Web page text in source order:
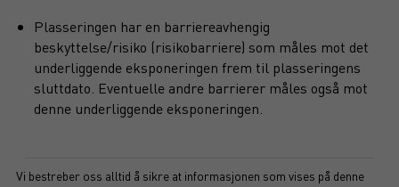
Plasseringen har en barriereavhengig
beskyttelse/risiko (risikobarriere) som måles mot det
underliggende eksponeringen frem til plasseringens
sluttdato. Eventuelle andre barrierer måles også mot
denne underliggende eksponeringen.
Vi bestreber oss alltid å sikre at informasjonen som vises på denne